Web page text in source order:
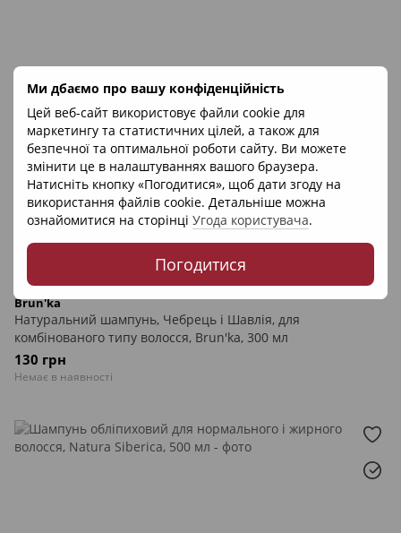
Ми дбаємо про вашу конфіденційність
Цей веб-сайт використовує файли cookie для
маркетингу та статистичних цілей, а також для
безпечної та оптимальної роботи сайту. Ви можете
змінити це в налаштуваннях вашого браузера.
Натисніть кнопку «Погодитися», щоб дати згоду на
використання файлів cookie. Детальніше можна
ознайомитися на сторінці Угода користувача.
Погодитися
Артикул: 16001
Brun'ka
Натуральний шампунь, Чебрець і Шавлія, для
комбінованого типу волосся, Brun'ka, 300 мл
130 грн
Немає в наявності